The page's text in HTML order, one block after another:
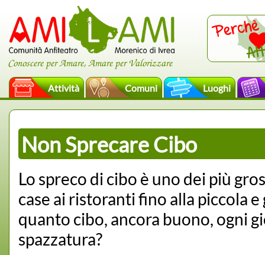
Conoscere per Amare, Amare per Valorizzare
Attività Comuni Luoghi
Non Sprecare Cibo
Lo spreco di cibo è uno dei più
case ai ristoranti fino alla piccola
quanto cibo, ancora buono, ogni
spazzatura?